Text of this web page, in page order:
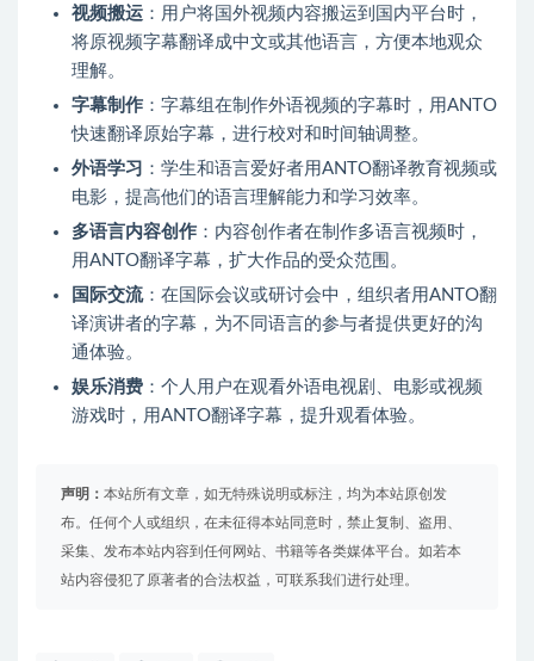
视频搬运 ：用户将国外视频内容搬运到国内平台时，
将原视频字幕翻译成中文或其他语言，方便本地观众
理解。
字幕制作 ：字幕组在制作外语视频的字幕时，用ANTO
快速翻译原始字幕，进行校对和时间轴调整。
外语学习 ：学生和语言爱好者用ANTO翻译教育视频或
电影，提高他们的语言理解能力和学习效率。
多语言内容创作 ：内容创作者在制作多语言视频时，
用ANTO翻译字幕，扩大作品的受众范围。
国际交流：在国际会议或研讨会中，组织者用ANTO翻
译演讲者的字幕，为不同语言的参与者提供更好的沟
通体验。
娱乐消费 ：个人用户在观看外语电视剧、电影或视频
游戏时，用ANTO翻译字幕，提升观看体验。
声明： 本站所有文章，如无特殊说明或标注，均为本站原创发
布。任何个人或组织，在未征得本站同意时，禁止复制、盗用、
采集、发布本站内容到任何网站、书籍等各类媒体平台。如若本
站内容侵犯了原著者的合法权益，可联系我们进行处理。